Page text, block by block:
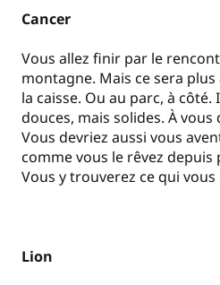
Cancer
Vous allez finir par le
montagne. Mais ce sera
la caisse. Ou au parc, à
douces, mais solides. À
Vous devriez aussi vous
comme vous le rêvez depuis
Vous y trouverez ce qui
Lion